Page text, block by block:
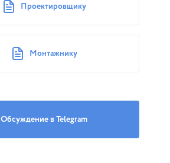
Проектировщику
Монтажнику
Обсуждение в Telegram